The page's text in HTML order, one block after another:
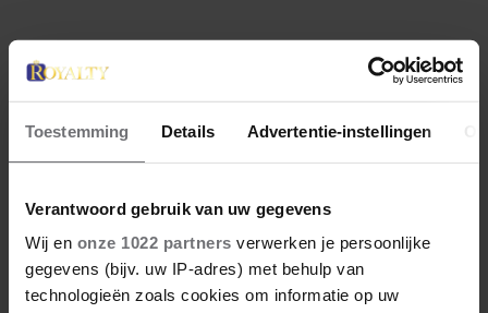
Toestemming Details Advertentie-instellingen
Verantwoord gebruik van uw gegevens
Wij en onze 1022 partners verwerken je persoonlijke
gegevens (bijv. uw IP-adres) met behulp van
technologieën zoals cookies om informatie op uw